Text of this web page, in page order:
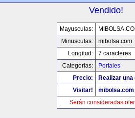
Vendido!
Mayusculas:
Minusculas:
mibolsa.com
Longitud:
7 caracteres
Categorias:
Portales
Precio:
Realizar
Visitar!
mibolsa.com
Serán consideradas